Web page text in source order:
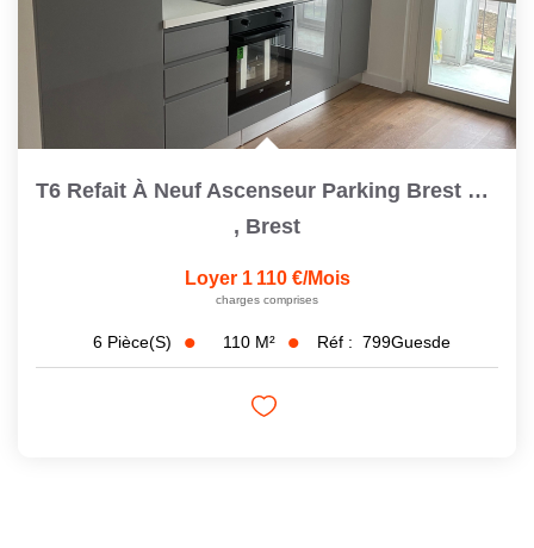
T6 Refait À Neuf Ascenseur Parking Brest Saint Michel
, Brest
Loyer 1 110 €/mois
charges comprises
6 Pièce(s) 110 M² Réf : 799Guesde